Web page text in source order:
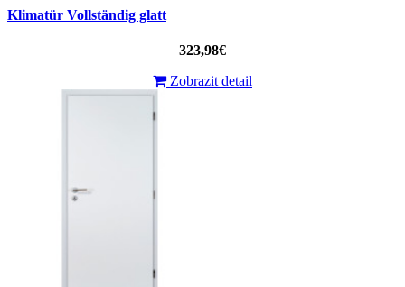
Klimatür Vollständig glatt
323,98€
Zobrazit detail